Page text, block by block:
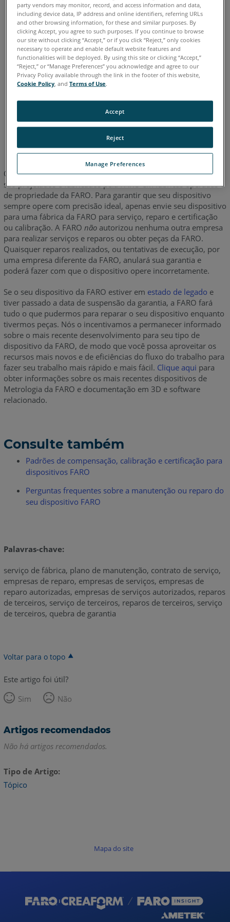
Legacy Quantum
Titanium Advantage
Digital Template
Scanner a laser Blink
Scanner a laser 3D Focus Core Focus Premium
Focus Premium Max Focus S Focus S Plus Focus M
Focus3D Focus3D X Focus3D X HDR Focus3D S Photon
Alemão Chinês Coreano Espanhol Francês Inglês
Português
Os dispositivos e acessórios de medição de precisão da FARO
são projetados e fabricados pela FARO em fábricas operadas e
de propriedade da FARO. Para garantir que seu dispositivo
sempre opere com precisão ideal, apenas envie seu dispositivo
para uma fábrica da FARO para serviço, reparo e certificação
ou calibração. A FARO nãoautorizou nenhuma outra empresa
para realizar serviços e reparos ou obter peças da FARO.
Quaisquer reparos realizados, ou tentativas de execução, por
uma empresa diferente da FARO, anulará sua garantia e
poderá fazer com que o dispositivo opere incorretamente.
Se o seu dispositivo da FARO estiver em estado de legado e
tiver passado a data de suspensão da garantia, a FARO fará
tudo o que pudermos para reparar o seu dispositivo enquanto
tivermos peças. Nós o incentivamos a permanecer informado
sobre o mais recente desenvolvimento para seu tipo de
dispositivo da FARO, de modo que você possa aproveitar os
recursos mais novos e de eficiências do fluxo do trabalho para
fazer seu trabalho mais rápido e mais fácil. Clique aqui para
obter informações sobre os mais recentes dispositivos de
Metrologia da FARO e documentação em 3D e software
relacionado.
Consulte também
Padrões de compensação, calibração e certificação para
dispositivos FARO
Perguntas frequentes sobre a manutenção ou reparo do
seu dispositivo FARO
Palavras-chave:
serviço de fábrica, plano de manutenção, contrato de serviço,
empresas de reparo, empresas de serviços, empresas de
reparo autorizadas, empresas de serviços autorizados, reparos
de terceiros, serviço de terceiros, reparos de terceiros, serviço
de terceiros, quebra de garantia
Voltar para o topo
Este artigo foi útil?
Sim
Não
Artigos recomendados
Não há artigos recomendados.
Tipo de Artigo
Tópico
Mapa do site
party vendors may monitor, record, and access information and data,
including device data, IP address and online identifiers, referring URLs
and other browsing information, for these and similar purposes. By
clicking Accept, you agree to such purposes. If you continue to browse
our site without clicking “Accept,” or if you click “Reject,” only cookies
necessary to operate and enable default website features and
functionalities will be deployed. By using this site or clicking “Accept,”
“Reject,” or “Manage Preferences” you acknowledge and agree to our
Privacy Policy available through the link in the footer of this website,
Cookie Policy , andTerms of Use.
Manage Preferences
Reject
Accept